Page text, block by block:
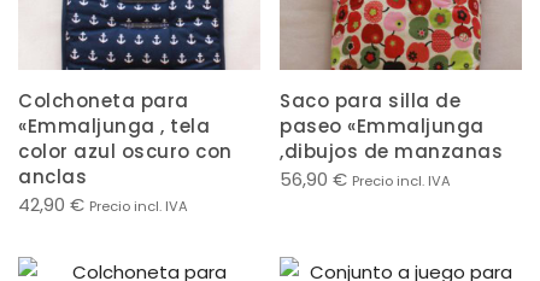
Colchoneta para
«Emmaljunga , tela
color azul oscuro con
anclas
42,90 € Precio incl. IVA
Saco para silla de
paseo «Emmaljunga
,dibujos de manzanas
56,90 € Precio incl. IVA